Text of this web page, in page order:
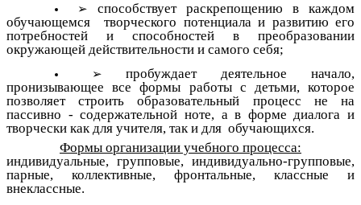
способствует раскрепощению в каждом
обучающемся творческого потенциала и развитию его
потребностей и способностей в преобразовании
окружающей действительности и самого себя;
пробуждает деятельное начало,
пронизывающее все формы работы с детьми, которое
позволяет строить образовательный процесс не на
пассивно - содержательной ноте, а в форме диалога и
творчески как для учителя, так и для обучающихся.
Формы организации учебного процесса:
индивидуальные, групповые, индивидуально-групповые,
парные, коллективные, фронтальные, классные и
внеклассные.